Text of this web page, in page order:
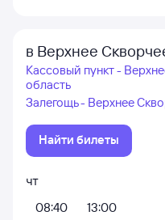
в Верхнее
Кассовый пункт -
область
Залегощь - Верхнее
Найти билеты
чт
08:40
13:00